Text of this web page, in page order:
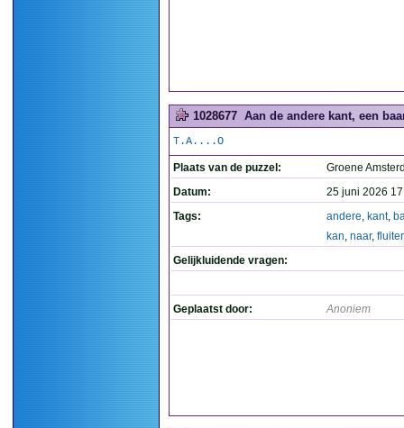
1028677 Aan de andere kant, een
T.A....O
Plaats van de puzzel:
Groene
Datum:
25 juni 2026
Tags:
andere, kant,
kan, naar,
Gelijkluidende vragen:
Geplaatst door: Anoniem